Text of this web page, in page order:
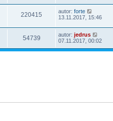
220415 autor: forte
13.11.2017, 15:46
54739 autor: jedrus
07.11.2017, 00:02